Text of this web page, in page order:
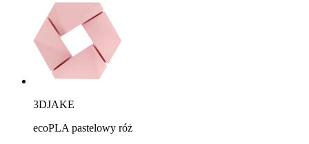
3DJAKE
ecoPLA pastelowy róż